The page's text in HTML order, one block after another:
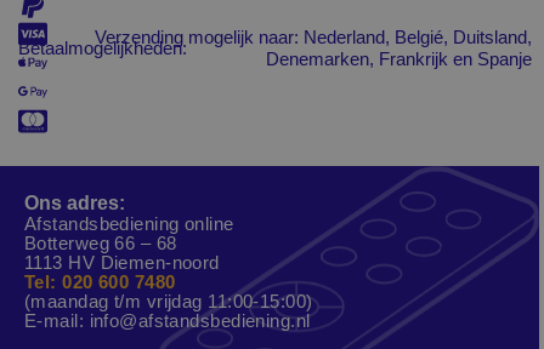
Betaalmogelijkheden:
Verzending mogelijk naar: Nederland, Belgié, Duitsland,
Denemarken, Frankrijk en Spanje
Ons adres:
Afstandsbediening online
Botterweg 66 – 68
1113 HV Diemen-noord
Tel: 020 600 7480
(maandag t/m vrijdag 11:00-15:00)
E-mail: info@afstandsbediening.nl